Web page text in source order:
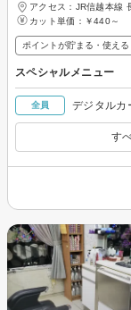
アクセス：JR信越本線
カット単価： ￥440～
ポイントが貯まる・使える
スペシャルメニュー
全員 デジタルカ
す